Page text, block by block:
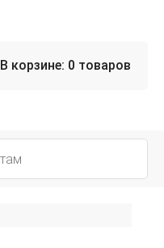
В корзине: 0 товаров